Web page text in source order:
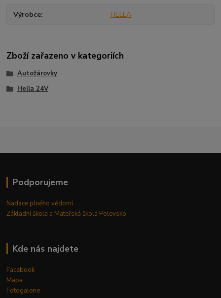
Výrobce HELLA
Zboží zařazeno v kategoriích
Autožárovky
Hella 24V
Podporujeme
Nadace plného vědomí
Základní škola a Mateřská škola Polevsko
Kde nás najdete
Facebook
Mapa
Fotogalerie